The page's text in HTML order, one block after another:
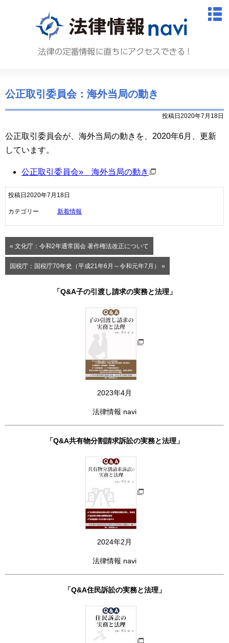
法律情
公正取引委員会：海外当局の動き
投稿日2020年7月18日
公正取引委員会が、海外当局の動きを、2020年6月、更新
しています。
公正取引委員会» 海外当局の動き
投稿日2020年7月18日
カテゴリー 新着情報
« 文化庁：令和2年通常国会 著作権法改正について
国税庁：国税庁70年史（平成21年6月～令和元年7月） »
「Q&A子の引渡し請求の実務と法理」
2023年4月
法律情報 navi
「Q&A共有物分割請求訴訟の実務と法理」
2024年2月
法律情報 navi
「Q&A住民訴訟の実務と法理」